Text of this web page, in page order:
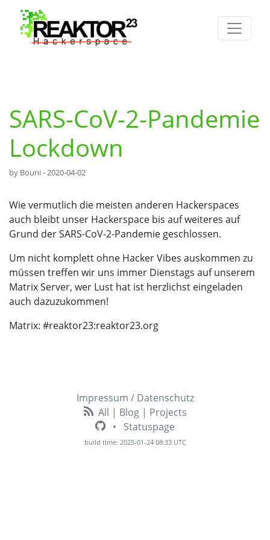
SARS-CoV-2-Pandemie
Lockdown
by Bouni -2020-04-02
Wie vermutlich die meisten anderen Hackerspaces
auch bleibt unser Hackerspace bis auf weiteres auf
Grund der SARS-CoV-2-Pandemie geschlossen.
Um nicht komplett ohne Hacker Vibes auskommen zu
müssen treffen wir uns immer Dienstags auf unserem
Matrix Server, wer Lust hat ist herzlichst eingeladen
auch dazuzukommen!
Matrix: #reaktor23:reaktor23.org
Impressum / Datenschutz
All | Blog| Projects
•
Statuspage
build time: 2025-01-24 08:33 UTC